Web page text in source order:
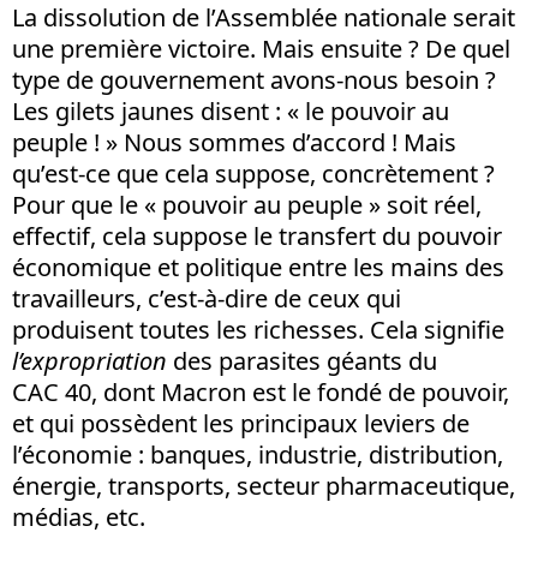
La dissolution de l’Assemblée nationale serait
une première victoire. Mais ensuite ? De quel
type de gouvernement avons-nous besoin ?
Les gilets jaunes disent : « le pouvoir au
peuple ! » Nous sommes d’accord ! Mais
qu’est-ce que cela suppose, concrètement ?
Pour que le « pouvoir au peuple » soit réel,
effectif, cela suppose le transfert du pouvoir
économique et politique entre les mains des
travailleurs, c’est-à-dire de ceux qui
produisent toutes les richesses. Cela signifie
l’expropriation des parasites géants du
CAC 40, dont Macron est le fondé de pouvoir,
et qui possèdent les principaux leviers de
l’économie : banques, industrie, distribution,
énergie, transports, secteur pharmaceutique,
médias, etc.